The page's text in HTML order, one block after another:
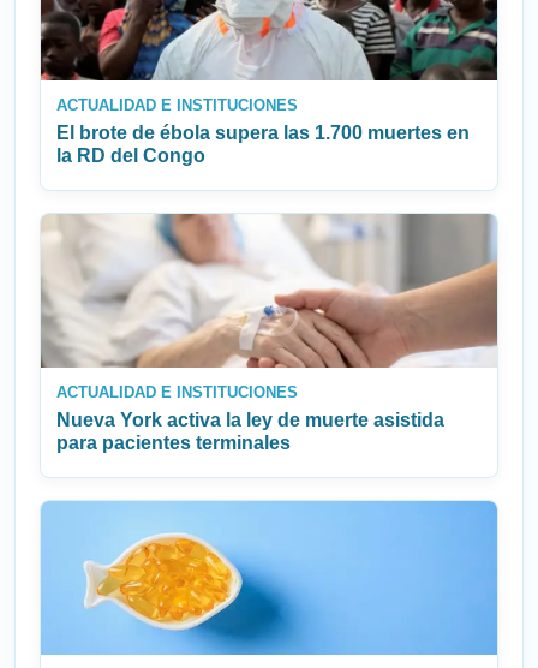
ACTUALIDAD E INSTITUCIONES
El brote de ébola supera las 1.700 muertes en
la RD del Congo
ACTUALIDAD E INSTITUCIONES
Nueva York activa la ley de muerte asistida
para pacientes terminales